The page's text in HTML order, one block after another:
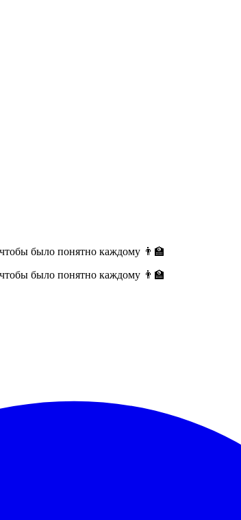
было понятно каждому 👨‍🏫
было понятно каждому 👨‍🏫